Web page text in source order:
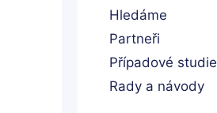
Hledáme
Partneři
Případové studie
Rady a návody